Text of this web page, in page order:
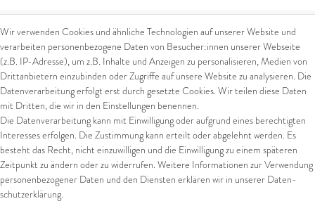
Kontakt
Kontaktformular
Arena in Arte GmbH
Marktgasse 2,
8600 Dübendorf
Tel: +41 44 821 60 40
E-Mail:info@goldschmiede-
Rechtliches
AGB
Impressum
Datenschutz
Widerrufsrecht
Zahlung und Versand
Widerrufsformular
Wir verwenden Cookies und ähnliche Technologien auf unserer Website und
verarbeiten personenbezogene Daten von Besucher:innen unserer Webseite
(z.B. IP-Adresse), um z.B. Inhalte und Anzeigen zu personalisieren, Medien von
Drittanbietern einzubinden oder Zugriffe auf unsere Website zu analysieren. Die
Datenverarbeitung erfolgt erst durch gesetzte Cookies. Wir teilen diese Daten
mit Dritten, die wir in den Einstellungen benennen.
Die Datenverarbeitung kann mit Einwilligung oder aufgrund eines berechtigten
Interesses erfolgen. Die Zustimmung kann erteilt oder abgelehnt werden. Es
besteht das Recht, nicht einzuwilligen und die Einwilligung zu einem späteren
Zeitpunkt zu ändern oder zu widerrufen. Weitere Informationen zur Verwendung
personenbezogener Daten und den Diensten erklären wir in unserer Daten­
schutz­erklärung.